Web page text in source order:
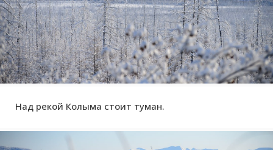
Над рекой Колыма стоит туман.